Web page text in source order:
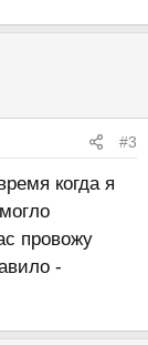
#3
когда я
провожу
-